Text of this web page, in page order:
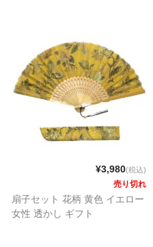
¥3,980(税込)
売り切れ
扇子セット 花柄 黄色 イエロー
女性 透かし ギフト